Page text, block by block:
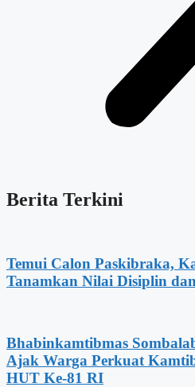
Berita Terkini
Temui Calon Paskibraka,
Tanamkan Nilai Disiplin
Bhabinkamtibmas
Ajak Warga Perkuat
HUT Ke-81 RI